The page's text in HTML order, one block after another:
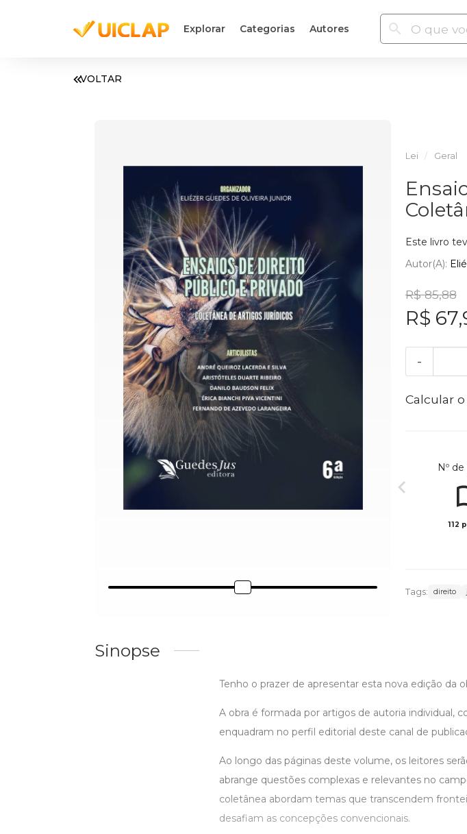
Explorar Categorias Autores
VOLTAR
Lei Geral
Este livro
Autor(a):
R$ 85,88
R$
-
Calcular
Nº
112
Tags: direito
Sinopse
Tenho o prazer de apresentar esta nova edição da
A obra é formada por artigos de autoria individual,
enquadram no perfil editorial deste canal de
Ao longo das páginas deste volume, os leitores
abrange questões complexas e relevantes no
coletânea abordam temas que transcendem
desafiam as concepções convencionais.